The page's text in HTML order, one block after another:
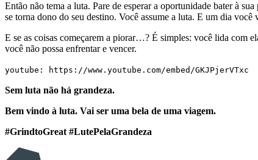
Então não tema a luta. Pare de esperar a oportunidade bater à
se torna dono do seu destino. Você assume a luta. E um dia você
E se as coisas começarem a piorar…? É simples: você lida com
você não possa enfrentar e vencer.
youtube: https://www.youtube.com/embed/GKJPjerVTxc
Sem luta não há grandeza.
Bem vindo à luta. Vai ser uma bela de uma viagem.
#GrindtoGreat #LutePelaGrandeza